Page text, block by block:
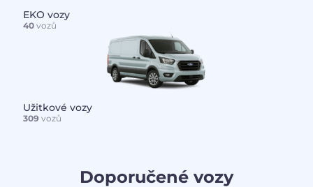
EKO vozy
40vozů
Užitkové vozy
309 vozů
Doporučené vozy